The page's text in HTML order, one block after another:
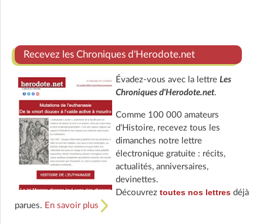
Recevez les Chroniques d'Herodote.net
Évadez-vous avec la lettre Les
Chroniques d'Herodote.net.
Comme 100 000 amateurs
d'Histoire, recevez tous les
dimanches notre lettre
électronique gratuite : récits,
actualités, anniversaires,
devinettes.
Découvrez toutes nos lettresdéjà
parues. En savoir plus